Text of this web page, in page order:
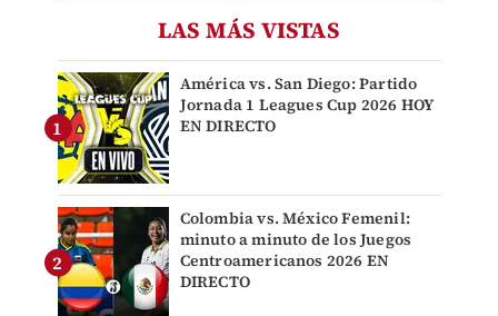
LAS MÁS VISTAS
América vs. San Diego: Partido
Jornada 1 Leagues Cup 2026 HOY
EN DIRECTO
Colombia vs. México Femenil:
minuto a minuto de los Juegos
Centroamericanos 2026 EN
DIRECTO